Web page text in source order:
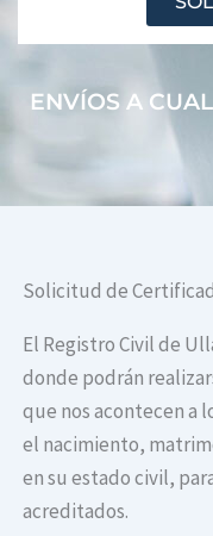
ENVÍOS A
Solicitud de
El Registro Civil de
donde podrán
que nos acontecen a
el nacimiento,
en su estado civil,
acreditados.